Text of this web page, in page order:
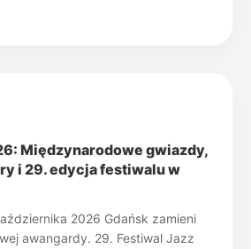
Międzynarodowe gwiazdy,
i 29. edycja festiwalu w
2026 Gdańsk zamieni
awangardy. 29. Festiwal Jazz